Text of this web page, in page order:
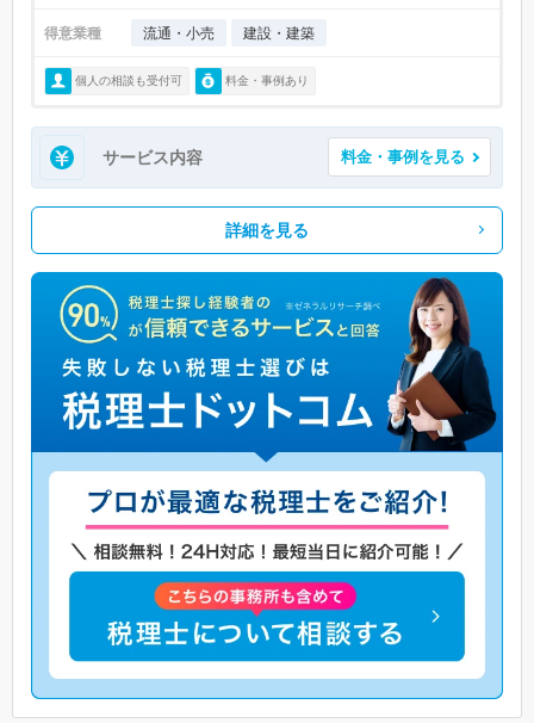
得意業種 流通・小売 建設・建築
個人の相談も受付可 料金・事例あり
サービス内容 料金・事例を見る
詳細を見る